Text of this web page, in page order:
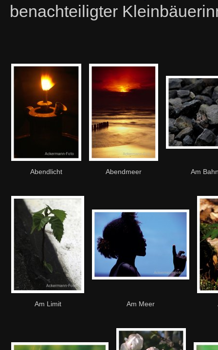
benachteiligter
Abendlicht Abendmeer Am
Am Limit Am Meer